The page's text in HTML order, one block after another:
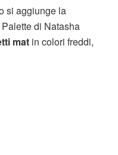
si aggiunge la
di Natasha
mat in colori freddi,